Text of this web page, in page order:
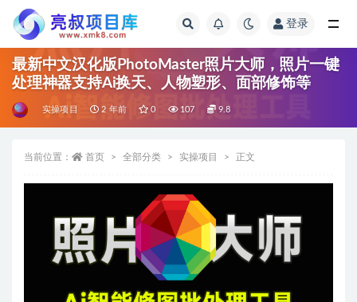
登录
最新中文汉化版PhotoMaster照片大师，照片一键
处理神器支持Ai换天、人物塑形、面部修饰等
实操项目 2 年前 0 107 9.8
当前位置： 首页 全部分类 实操项目 正文